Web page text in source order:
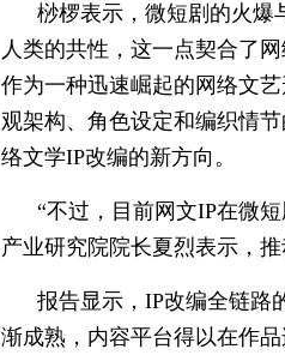
桫椤表示，微短剧的火爆
人类的共性，这一点契合了
作为一种迅速崛起的网络文
观架构、角色设定和编织情
络文学IP改编的新方向。
“不过，目前网文IP在微
产业研究院院长夏烈表示，
报告显示，IP改编全链路
渐成熟，内容平台得以在作